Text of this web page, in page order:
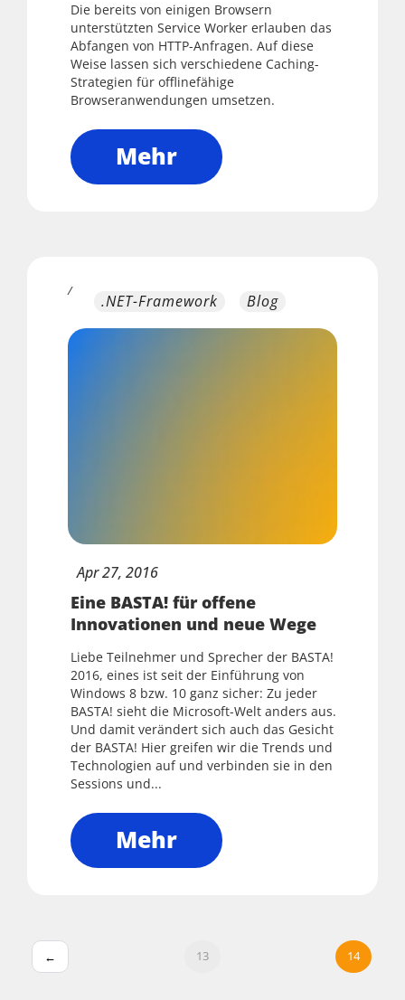
Die bereits von einigen Browsern
unterstützten Service Worker erlauben das
Abfangen von HTTP-Anfragen. Auf diese
Weise lassen sich verschiedene Caching-
Strategien für offlinefähige
Browseranwendungen umsetzen.
Mehr
/
.NET-Framework Blog
Apr27, 2016
Eine BASTA! für offene
Innovationen und neue Wege
Liebe Teilnehmer und Sprecher der BASTA!
2016, eines ist seit der Einführung von
Windows 8 bzw. 10 ganz sicher: Zu jeder
BASTA! sieht die Microsoft-Welt anders aus.
Und damit verändert sich auch das Gesicht
der BASTA! Hier greifen wir die Trends und
Technologien auf und verbinden sie in den
Sessions und...
Mehr
← 13 14